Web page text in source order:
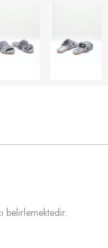
belirlemektedir.